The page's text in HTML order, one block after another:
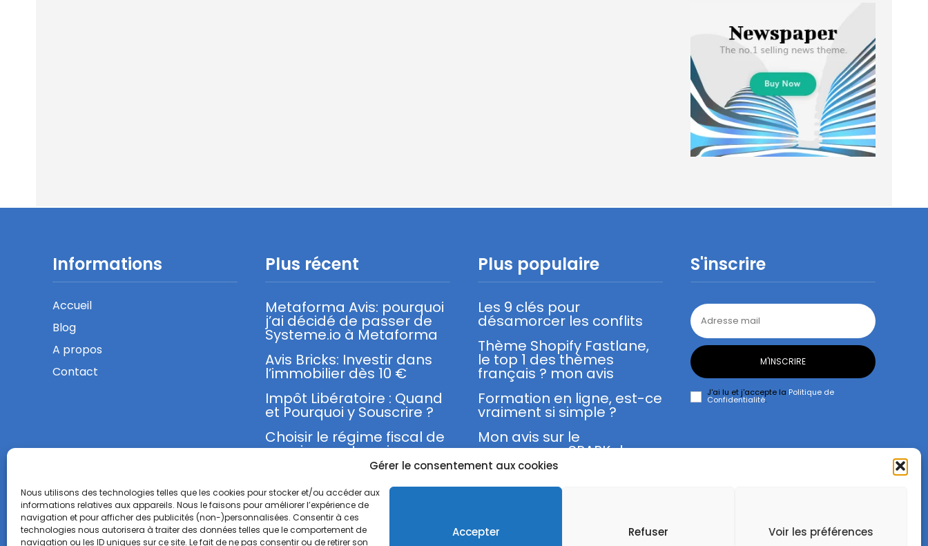
Gérer le consentement aux cookies
Nous utilisons des technologies telles que les cookies pour stocker et/ou accéder aux
informations relatives aux appareils. Nous le faisons pour améliorer l’expérience de
navigation et pour afficher des publicités (non-)personnalisées. Consentir à ces
technologies nous autorisera à traiter des données telles que le comportement de
navigation ou les ID uniques sur ce site. Le fait de ne pas consentir ou de retirer son
Accepter Refuser Voir les préférences
Informations
Accueil
Blog
A propos
Contact
Plus récent
Metaforma Avis: pourquoi
j’ai décidé de passer de
Systeme.io à Metaforma
Avis Bricks: Investir dans
l’immobilier dès 10 €
Impôt Libératoire : Quand
et Pourquoi y Souscrire ?
Choisir le régime fiscal de
sa micro-entreprise
Plus populaire
Les 9 clés pour
désamorcer les conflits
Thème Shopify Fastlane,
le top 1 des thèmes
français ? mon avis
Formation en ligne, est-ce
vraiment si simple ?
Mon avis sur le
programme SPARK de
Franck Nicolas
S'inscrire
M'INSCRIRE
J'ai lu et j'accepte la Politique de
Confidentialité.
Mentions légales Politique de confidentialité